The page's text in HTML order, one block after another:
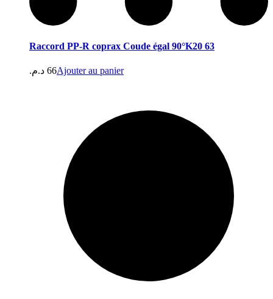
Raccord PP-R coprax Coude égal 90°K20 63
66 د.م. Ajouter au panier